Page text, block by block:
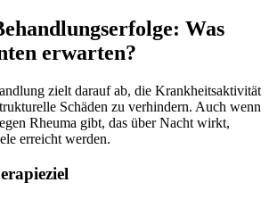
Was
erwarten?
zielt darauf ab, die Krankheitsaktivität
Schäden zu verhindern. Auch wenn
Rheuma gibt, das über Nacht wirkt,
erreicht werden.